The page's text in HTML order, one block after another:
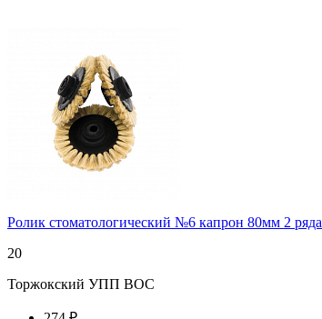
Ролик стоматологический №6 капрон 80мм 2 ряда
20
Торжокский УПП ВОС